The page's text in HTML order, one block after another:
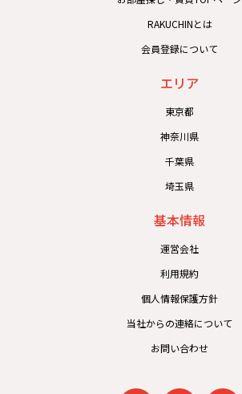
RAKUCHINとは
会員登録について
エリア
東京都
神奈川県
千葉県
埼玉県
基本情報
運営会社
利用規約
個人情報保護方針
当社からの連絡について
お問い合わせ